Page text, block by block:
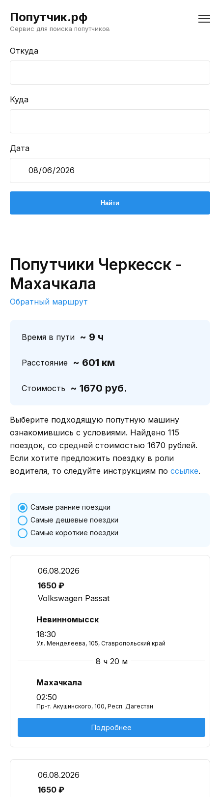
Попутчик.рф
Сервис для поиска попутчиков
Откуда
Куда
Дата
Попутчики Черкесск -
Махачкала
Обратный маршрут
Время в пути ~ 9 ч
Расстояние ~ 601 км
Стоимость ~ 1670 руб.
Выберите подходящую попутную машину
ознакомившись с условиями. Найдено 115
поездок, со средней стоимостью 1670 рублей.
Если хотите предложить поездку в роли
водителя, то следуйте инструкциям по ссылке.
Самые ранние поездки
Самые дешевые поездки
Самые короткие поездки
06.08.2026
1650 ₽
Volkswagen Passat
Невинномысск
18:30
Ул. Менделеева, 105, Ставропольский край
8 ч 20 м
Махачкала
02:50
Пр-т. Акушинского, 100, Респ. Дагестан
Подробнее
06.08.2026
1650 ₽